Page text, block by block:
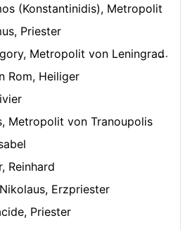
(Konstantinidis), Metropolit
Priester
Metropolit von Leningrad und Novgorod
Rom, Heiliger
Metropolit von Tranoupolis
Reinhard
Erzpriester
Priester